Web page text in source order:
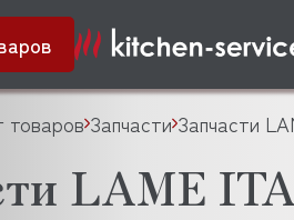
товаров Запчасти Запчасти
LAME